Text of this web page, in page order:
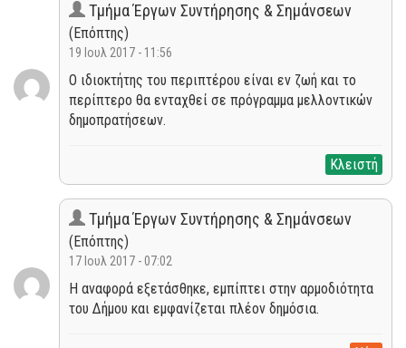
Τμήμα Έργων Συντήρησης & Σημάνσεων
(Επόπτης)
19 Ιουλ 2017 - 11:56
Ο ιδιοκτήτης του περιπτέρου είναι εν ζωή και το
περίπτερο θα ενταχθεί σε πρόγραμμα μελλοντικών
δημοπρατήσεων.
Κλειστή
Τμήμα Έργων Συντήρησης & Σημάνσεων
(Επόπτης)
17 Ιουλ 2017 - 07:02
Η αναφορά εξετάσθηκε, εμπίπτει στην αρμοδιότητα
του Δήμου και εμφανίζεται πλέον δημόσια.